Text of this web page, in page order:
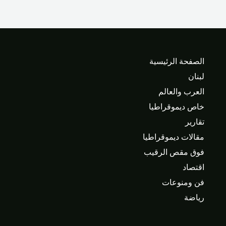
الصفحة الرئيسية
لبنان
العرب والعالم
خاص ديموقراطيا
تقارير
مقالات ديموقراطيا
فوق مقص الرقيب
اقتصاد
فن ومنوعات
رياضة